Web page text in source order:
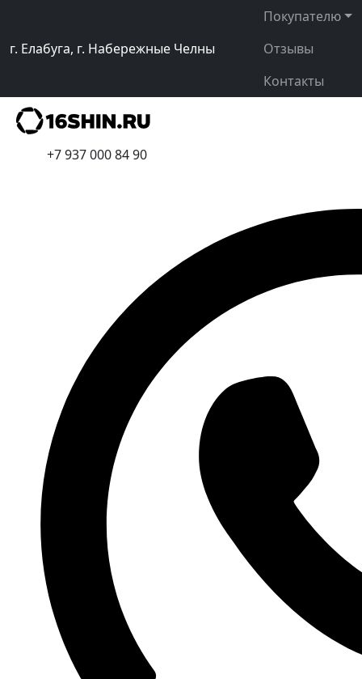
г. Елабуга, г. Набережные Челны
Покупателю
Отзывы
Контакты
+7 937 000 84 90